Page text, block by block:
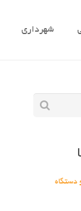
شهرداری
دستگاه